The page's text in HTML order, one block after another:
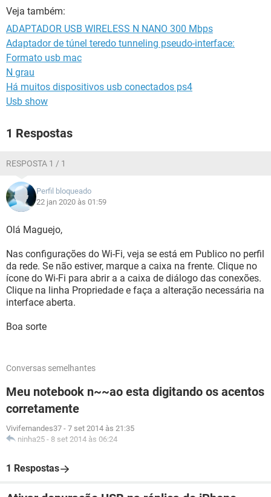
Veja também:
ADAPTADOR USB WIRELESS N NANO 300 Mbps
Adaptador de túnel teredo tunneling pseudo-interface:
Formato usb mac
N grau
Há muitos dispositivos usb conectados ps4
Usb show
1 Respostas
RESPOSTA 1 / 1
Perfil bloqueado
22 jan 2020 às 01:59
Olá Maguejo,
Nas configurações do Wi-Fi, veja se está em Publico no perfil
da rede. Se não estiver, marque a caixa na frente. Clique no
ícone do Wi-Fi para abrir a a caixa de diálogo das conexões.
Clique na linha Propriedade e faça a alteração necessária na
interface aberta.
Boa sorte
Conversas semelhantes
Meu notebook n~~ao esta digitando os acentos
corretamente
Vivifernandes37 - 7 set 2014 às 21:35
ninha25 - 8 set 2014 às 06:24
1 Respostas